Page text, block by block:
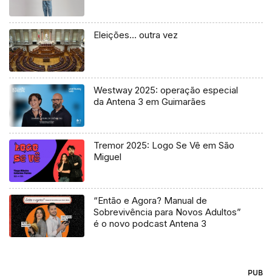
Eleições… outra vez
Westway 2025: operação especial
da Antena 3 em Guimarães
Tremor 2025: Logo Se Vê em São
Miguel
“Então e Agora? Manual de
Sobrevivência para Novos Adultos”
é o novo podcast Antena 3
PUB